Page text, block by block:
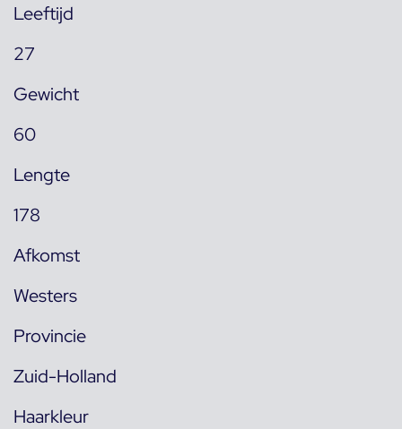
Leeftijd
27
Gewicht
60
Lengte
178
Afkomst
Westers
Provincie
Zuid-Holland
Haarkleur